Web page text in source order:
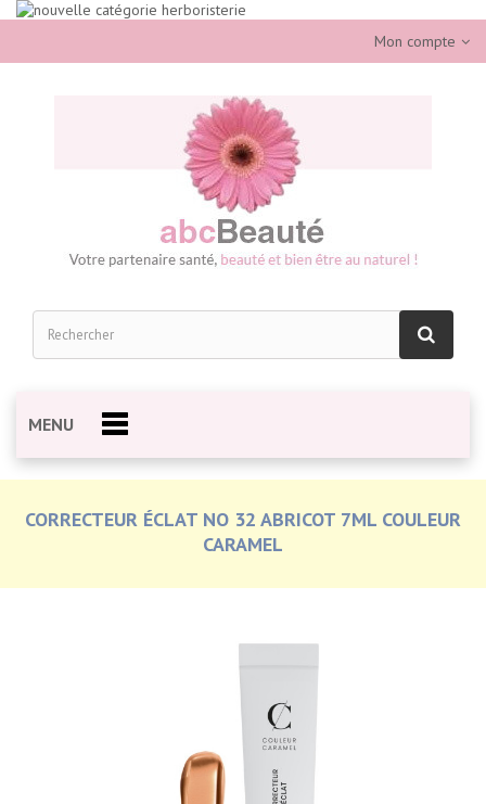
Mon compte
MENU
CORRECTEUR ÉCLAT NO 32 ABRICOT 7ML COULEUR
CARAMEL